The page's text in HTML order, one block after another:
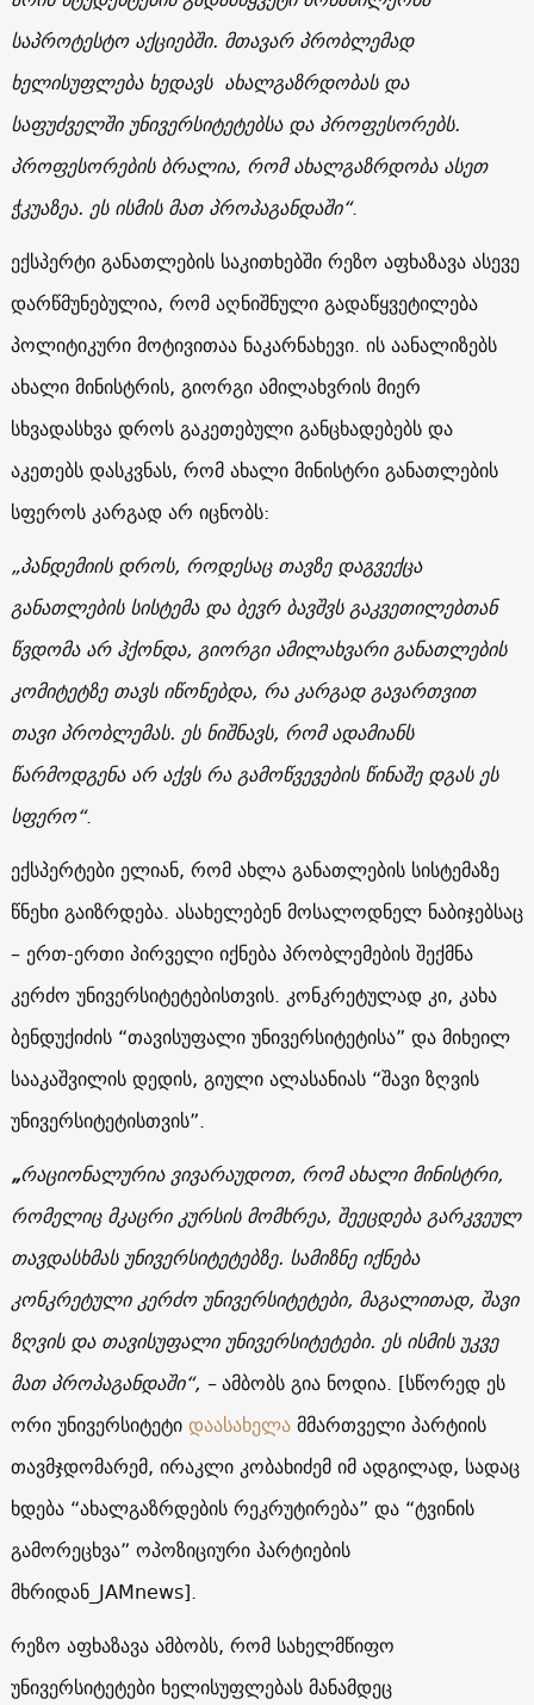
საპროტესტო აქციებში. მთავარ პრობლემად
ხელისუფლება ხედავს ახალგაზრდობას და
საფუძველში უნივერსიტეტებსა და პროფესორებს.
პროფესორების ბრალია, რომ ახალგაზრდობა ასეთ
ჭკუაზეა. ეს ისმის მათ პროპაგანდაში“.
ექსპერტი განათლების საკითხებში რეზო აფხაზავა ასევე
დარწმუნებულია, რომ აღნიშნული გადაწყვეტილება
პოლიტიკური მოტივითაა ნაკარნახევი. ის აანალიზებს
ახალი მინისტრის, გიორგი ამილახვრის მიერ
სხვადასხვა დროს გაკეთებული განცხადებებს და
აკეთებს დასკვნას, რომ ახალი მინისტრი განათლების
სფეროს კარგად არ იცნობს:
„პანდემიის დროს, როდესაც თავზე დაგვექცა
განათლების სისტემა და ბევრ ბავშვს გაკვეთილებთან
წვდომა არ ჰქონდა, გიორგი ამილახვარი განათლების
კომიტეტზე თავს იწონებდა, რა კარგად გავართვით
თავი პრობლემას. ეს ნიშნავს, რომ ადამიანს
წარმოდგენა არ აქვს რა გამოწვევების წინაშე დგას ეს
სფერო“.
ექსპერტები ელიან, რომ ახლა განათლების სისტემაზე
წნეხი გაიზრდება. ასახელებენ მოსალოდნელ ნაბიჯებსაც
– ერთ-ერთი პირველი იქნება პრობლემების შექმნა
კერძო უნივერსიტეტებისთვის. კონკრეტულად კი, კახა
ბენდუქიძის “თავისუფალი უნივერსიტეტისა” და მიხეილ
სააკაშვილის დედის, გიული ალასანიას “შავი ზღვის
უნივერსიტეტისთვის”.
„რაციონალურია ვივარაუდოთ, რომ ახალი მინისტრი,
რომელიც მკაცრი კურსის მომხრეა, შეეცდება გარკვეულ
თავდასხმას უნივერსიტეტებზე. სამიზნე იქნება
კონკრეტული კერძო უნივერსიტეტები, მაგალითად, შავი
ზღვის და თავისუფალი უნივერსიტეტები. ეს ისმის უკვე
მათ პროპაგანდაში“, –ამბობს გია ნოდია. [სწორედ ეს
ორი უნივერსიტეტიდაასახელამმართველი პარტიის
თავმჯდომარემ, ირაკლი კობახიძემ იმ ადგილად, სადაც
ხდება “ახალგაზრდების რეკრუტირება” და “ტვინის
გამორეცხვა” ოპოზიციური პარტიების
მხრიდან_JAMnews].
რეზო აფხაზავა ამბობს, რომ სახელმწიფო
უნივერსიტეტები ხელისუფლებას მანამდეც